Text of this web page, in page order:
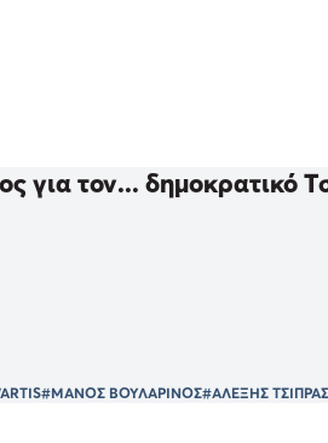
για τον... δημοκρατικό
#ΜΑΝΟΣ ΒΟΥΛΑΡΙΝΟΣ#ΑΛΕΞΗΣ